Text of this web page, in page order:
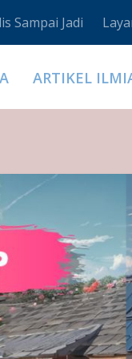
Sampai Jadi
ARTIKEL